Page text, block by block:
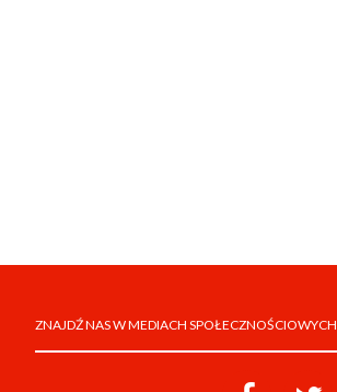
ZNAJDŹ NAS W MEDIACH SPOŁECZNOŚCIOWYCH